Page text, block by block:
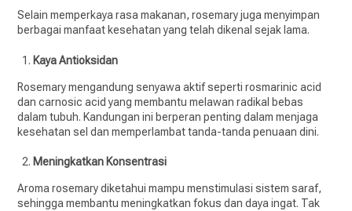
Selain memperkaya rasa makanan, rosemary juga menyimpan
berbagai manfaat kesehatan yang telah dikenal sejak lama.
Kaya Antioksidan
Rosemary mengandung senyawa aktif seperti rosmarinic acid
dan carnosic acid yang membantu melawan radikal bebas
dalam tubuh. Kandungan ini berperan penting dalam menjaga
kesehatan sel dan memperlambat tanda-tanda penuaan dini.
Meningkatkan Konsentrasi
Aroma rosemary diketahui mampu menstimulasi sistem saraf,
sehingga membantu meningkatkan fokus dan daya ingat. Tak